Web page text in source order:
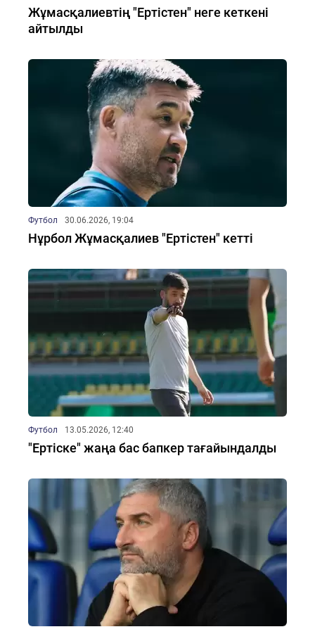
Жұмасқалиевтің "Ертістен" неге кеткені
айтылды
Футбол 30.06.2026, 19:04
Нұрбол Жұмасқалиев "Ертістен" кетті
Футбол 13.05.2026, 12:40
"Ертіске" жаңа бас бапкер тағайындалды